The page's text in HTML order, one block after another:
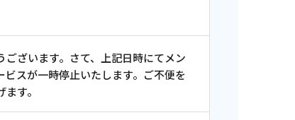
ざいます。さて、上記日時にてメン
スが一時停止いたします。ご不便を
す。